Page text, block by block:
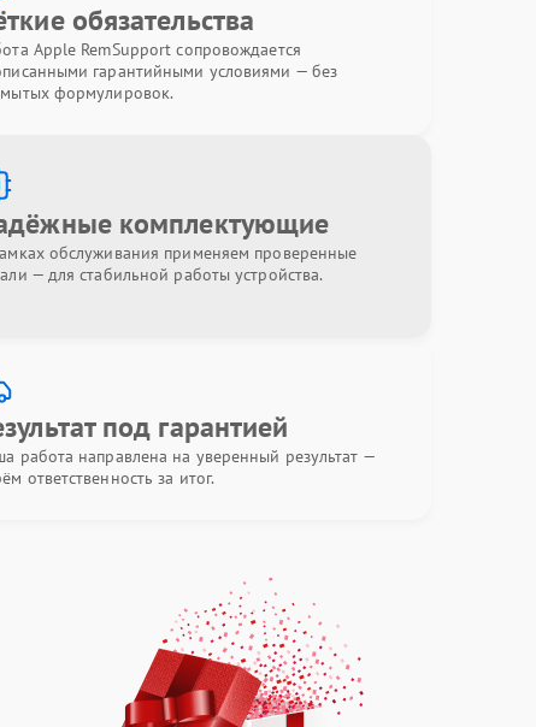
обязательства
Apple RemSupport сопровождается
гарантийными условиями — без
формулировок.
комплектующие
обслуживания применяем проверенные
— для стабильной работы устройства.
под гарантией
работа направлена на уверенный результат —
ответственность за итог.